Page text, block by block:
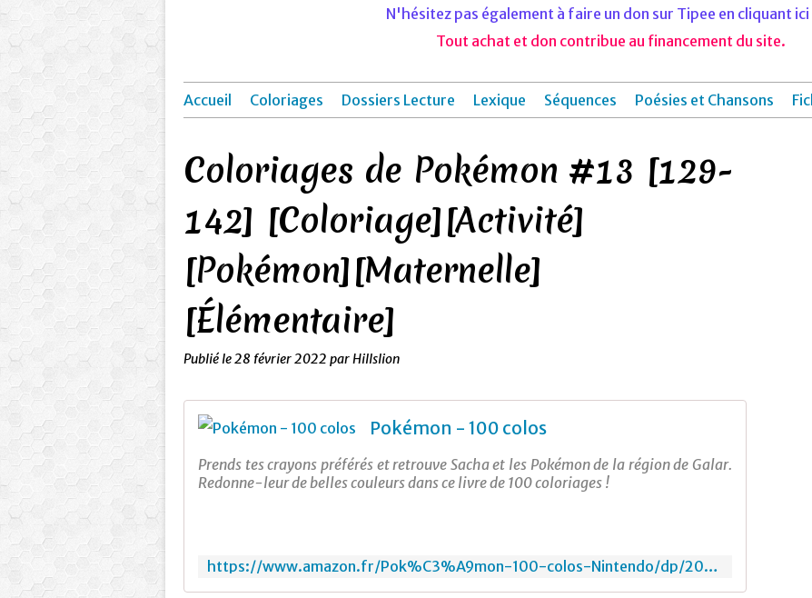
N'hésitez pas également à faire un don sur Tipee en cliquant ici
Tout achat et don contribue au financement du site.
Accueil Coloriages Dossiers Lecture Lexique Séquences Poésies et Chansons
Coloriages de Pokémon #13 [129-
142] [Coloriage][Activité]
[Pokémon][Maternelle]
[Élémentaire]
Publié le28 février 2022 par Hillslion
Pokémon - 100 colos
Prends tes crayons préférés et retrouve Sacha et les Pokémon de la région de Galar.
Redonne-leur de belles couleurs dans ce livre de 100 coloriages !
https://www.amazon.fr/Pok%C3%A9mon-100-colos-Nintendo/dp/2017063266